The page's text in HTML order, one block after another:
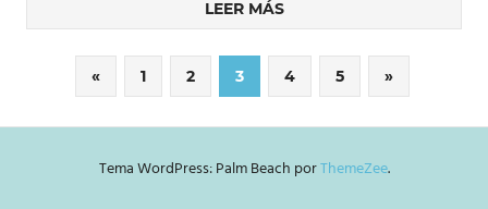
LEER MÁS
Navegación
de
entradas
« Entradas
anteriores
1 2 3 4 5
Entradas
siguientes
»
Tema WordPress: Palm Beach porThemeZee.